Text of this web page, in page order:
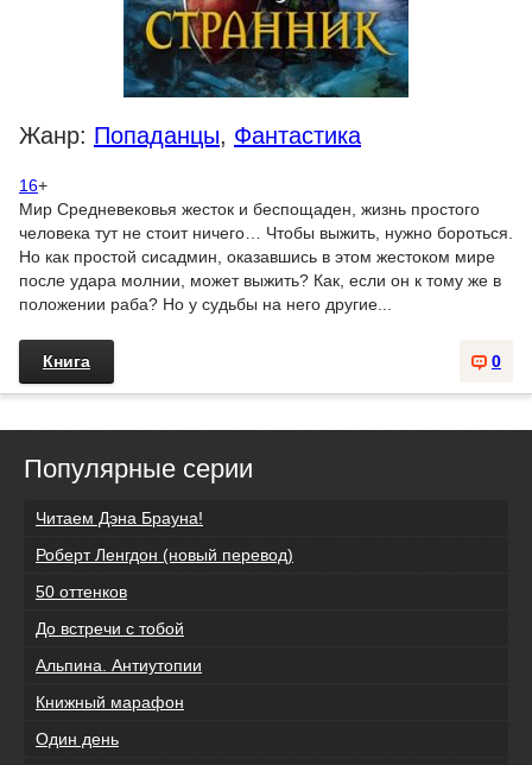
Жанр: Попаданцы, Фантастика
16+
Мир Средневековья жесток и беспощаден, жизнь простого
человека тут не стоит ничего… Чтобы выжить, нужно бороться.
Но как простой сисадмин, оказавшись в этом жестоком мире
после удара молнии, может выжить? Как, если он к тому же в
положении раба? Но у судьбы на него другие...
0
Книга
Популярные серии
Читаем Дэна Брауна!
Роберт Ленгдон (новый перевод)
50 оттенков
До встречи с тобой
Альпина. Антиутопии
Книжный марафон
Один день